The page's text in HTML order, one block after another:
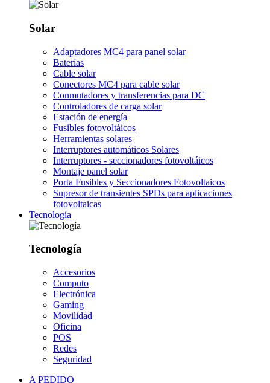
Solar
Adaptadores MC4 para panel solar
Baterías
Cable solar
Conectores MC4 para cable solar
Conmutadores y transferencias para DC
Controladores de carga solar
Estación de energía
Fusibles fotovoltáicos
Herramientas solares
Interruptores automáticos Solares
Interruptores - seccionadores fotovoltáicos
Montaje panel solar
Porta Fusibles y Seccionadores Fotovoltaicos
Supresor de transientes SPDs para aplicaciones
fotovoltaicas
Tecnología
Tecnología
Accesorios
Computo
Electrónica
Gaming
Movilidad
Oficina
POS
Redes
Seguridad
A PEDIDO